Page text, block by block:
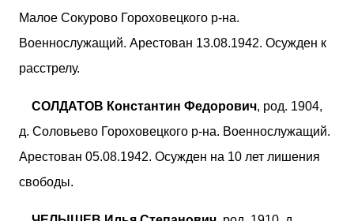
Малое Сокурово Гороховецкого р-на.
Военнослужащий. Арестован 13.08.1942. Осужден к
расстрелу.
СОЛДАТОВ Константин Федорович, род. 1904,
д. Соловьево Гороховецкого р-на. Военнослужащий.
Арестован 05.08.1942. Осужден на 10 лет лишения
свободы.